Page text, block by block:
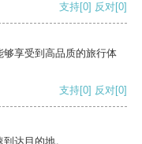
支持[0] 反对[0]
享受到高品质的旅行体
支持[0] 反对[0]
达目的地。